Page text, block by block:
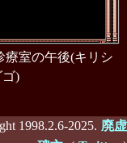
療室の午後(キリシ
)
1998.2.6-2025. 廃虚